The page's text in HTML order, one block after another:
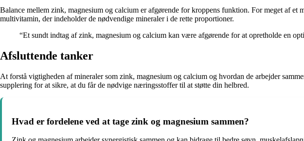
Balance mellem zink, magnesium og calcium er afgørende for kroppens funktion. For meget af et
multivitamin, der indeholder de nødvendige mineraler i de rette proportioner.
“Et sundt indtag af zink, magnesium og calcium kan være afgørende for at opretholde en
Afsluttende tanker
At forstå vigtigheden af mineraler som zink, magnesium og calcium og hvordan de arbejder
supplering for at sikre, at du får de nødvige næringsstoffer til at støtte din helbred.
Hvad er fordelene ved at tage zink og magnesium sammen?